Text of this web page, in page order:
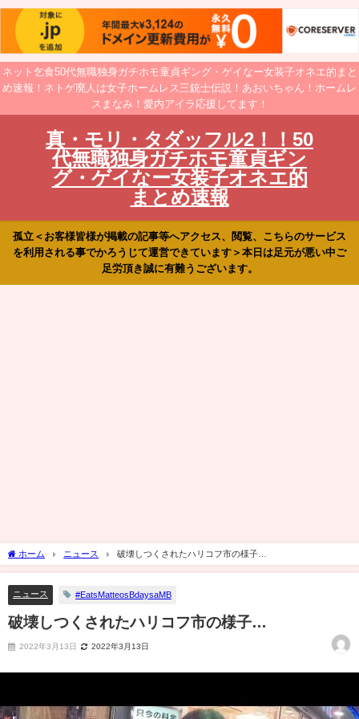
ネット乞食50代無職独身ガチホモ童貞ギング・ゲイなー女装子オネエ的まと
め速報！ネトゲ廃人は女子ホームレス三銃士伝説！あおいちゃん！ホームレ
スまなみ！愛内アイラ応援してます！
真・モリ・タダッフル2！！50
代無職独身ガチホモ童貞ギン
グ・ゲイなー女装子オネエ的
まとめ速報
孤立＜お客様皆様が掲載の記事等へアクセス、閲覧、こちらのサービス
を利用される事でかろうじて運営できています＞本日は足元が悪い中ご
足労頂き誠に有難うございます。
ホーム ニュース 破壊しつくされたハリコフ市の様子…
ニュース #EatsMatteosBdaysaMB
破壊しつくされたハリコフ市の様子…
2022年3月13日 2022年3月13日